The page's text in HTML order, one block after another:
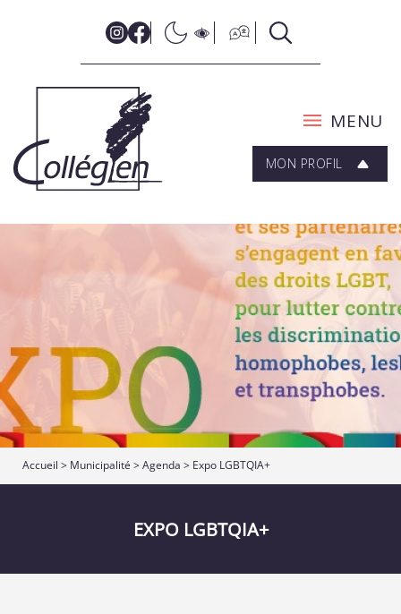
MENU
MON PROFIL
Accueil > Municipalité >Agenda > Expo LGBTQIA+
EXPO LGBTQIA+